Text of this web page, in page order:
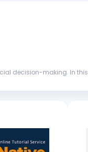
decision-making. In this